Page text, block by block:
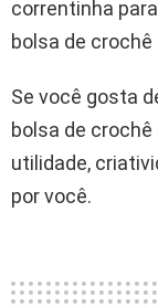
correntinha
bolsa de
Se você gosta
bolsa de
utilidade,
por você.